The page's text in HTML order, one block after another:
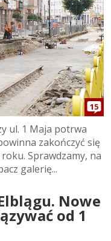
15
ul. 1 Maja potrwa
zakończyć się
Sprawdzamy, na
galerię...
Nowe
od 1